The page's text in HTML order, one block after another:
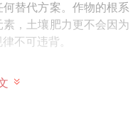
替代方案。作物的根系
，土壤肥力更不会因为
不可违背。